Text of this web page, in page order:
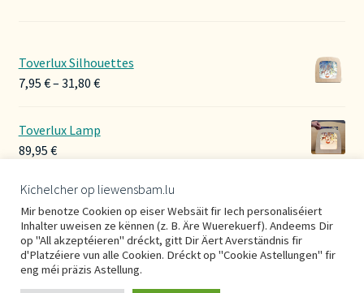
Toverlux Silhouettes
7,95 €– 31,80 €Preisspanne:
Toverlux Lamp
89,95 €
Hoerbänner Wollwalk
29,00€
Kichelcher op liewensbam.lu
Mir benotze Cookien op eiser Websäit fir Iech personaliséiert
Inhalter uweisen ze kënnen (z. B. Äre Wuerekuerf). Andeems Dir
op "All akzeptéieren" dréckt, gitt Dir Äert Averständnis fir
d'Platzéiere vun alle Cookien. Dréckt op "Cookie Astellungen" fir
eng méi präzis Astellung.